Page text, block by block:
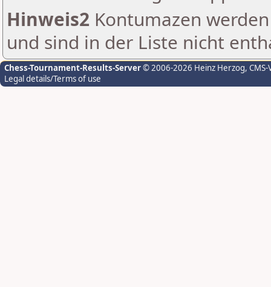
Hinweis2 Kontumazen
und sind in der Liste nicht
Chess-Tournament-Results-Server© 2006-2026 Heinz Herzog,
Legal details/Terms of use